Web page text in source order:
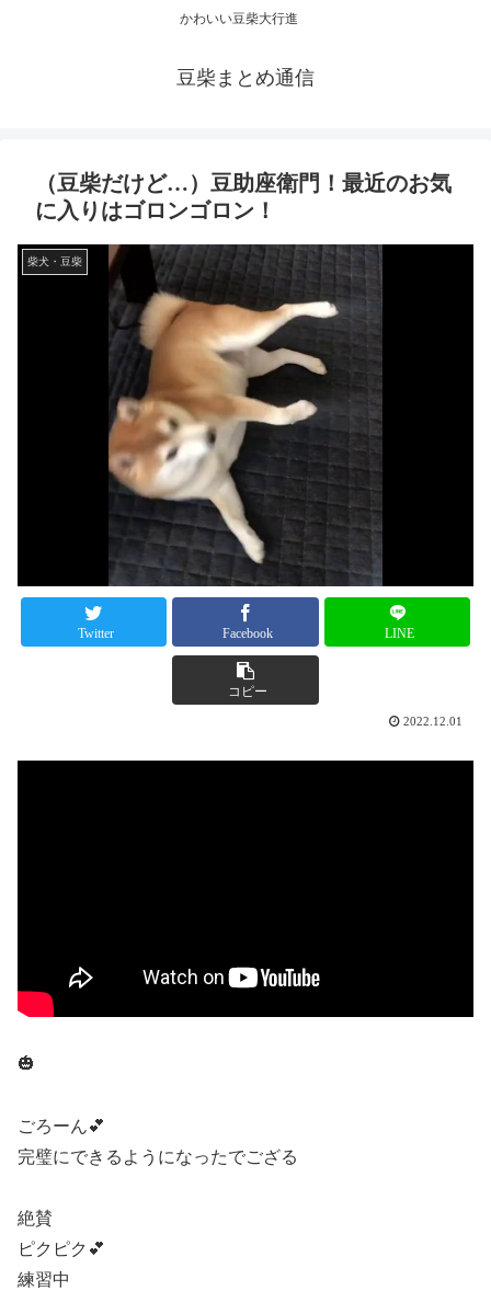
かわいい豆柴大行進
豆柴まとめ通信
（豆柴だけど…）豆助座衛門！最近のお気
に入りはゴロンゴロン！
柴犬・豆柴
Twitter Facebook LINE
コピー
2022.12.01
🎃
ごろーん💕
完璧にできるようになったでござる
絶賛
ピクピク💕
練習中